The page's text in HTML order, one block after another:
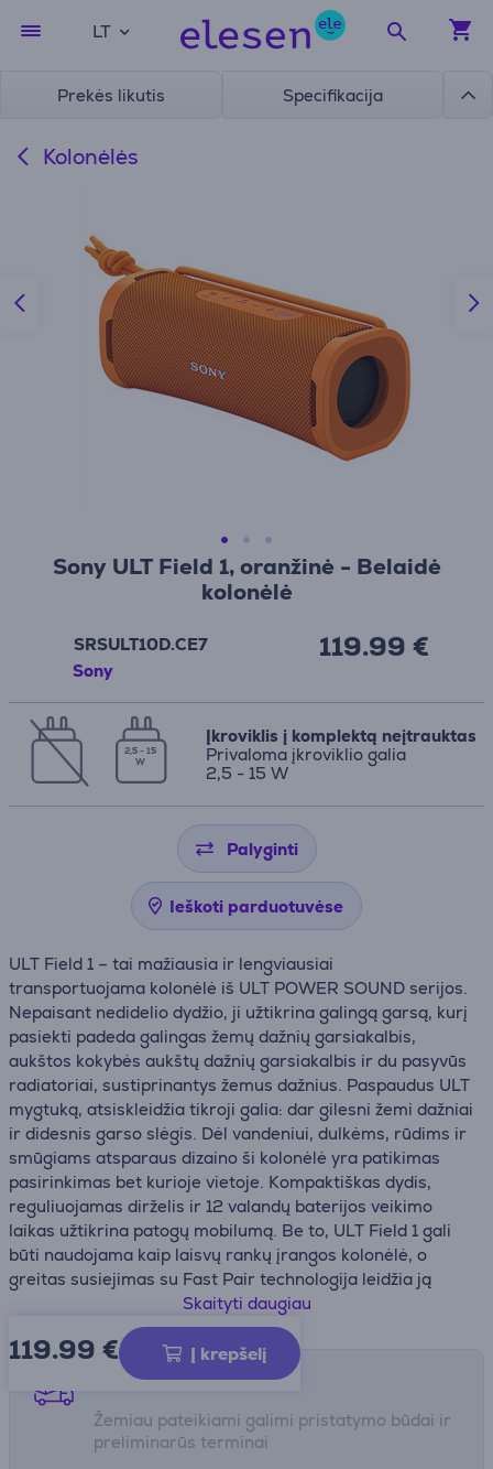
LT
Prekės likutis Specifikacija
Kolonėlės
Sony ULT Field 1, oranžinė - Belaidė
kolonėlė
SRSULT10D.CE7
Sony
119.99 €
2,5 - 15
W
Įkroviklis į komplektą neįtrauktas
Privaloma įkroviklio galia
2,5 - 15 W
Palyginti
Ieškoti parduotuvėse
ULT Field 1 – tai mažiausia ir lengviausiai
transportuojama kolonėlė iš ULT POWER SOUND serijos.
Nepaisant nedidelio dydžio, ji užtikrina galingą garsą, kurį
pasiekti padeda galingas žemų dažnių garsiakalbis,
aukštos kokybės aukštų dažnių garsiakalbis ir du pasyvūs
radiatoriai, sustiprinantys žemus dažnius. Paspaudus ULT
mygtuką, atsiskleidžia tikroji galia: dar gilesni žemi dažniai
ir didesnis garso slėgis. Dėl vandeniui, dulkėms, rūdims ir
smūgiams atsparaus dizaino ši kolonėlė yra patikimas
pasirinkimas bet kurioje vietoje. Kompaktiškas dydis,
reguliuojamas dirželis ir 12 valandų baterijos veikimo
laikas užtikrina patogų mobilumą. Be to, ULT Field 1 gali
būti naudojama kaip laisvų rankų įrangos kolonėlė, o
greitas susiejimas su Fast Pair technologija leidžia ją
prijungti itin paprastai.
• Galingas garsas kompaktiškame dydyje
• Atspari vandeniui, dulkėms ir smūgiams
• Iki 12 valandų baterijos veikimo laikas
Skaityti daugiau
119.99 € Į krepšelį
Pristatymo būdai
Žemiau pateikiami galimi pristatymo būdai ir
preliminarūs terminai